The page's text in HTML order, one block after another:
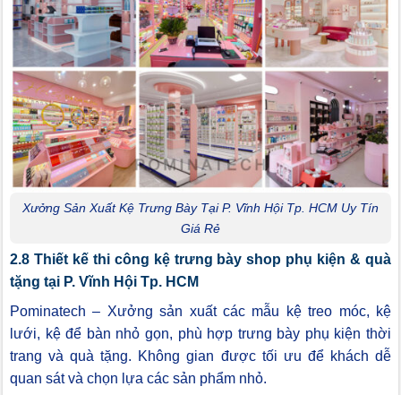
Xưởng Sản Xuất Kệ Trưng Bày Tại P. Vĩnh Hội Tp. HCM Uy Tín
Giá Rẻ
2.8 Thiết kế thi công kệ trưng bày shop phụ kiện & quà
tặng tại P. Vĩnh Hội Tp. HCM
Pominatech – Xưởng sản xuất các mẫu kệ treo móc, kệ
lưới, kệ để bàn nhỏ gọn, phù hợp trưng bày phụ kiện thời
trang và quà tặng. Không gian được tối ưu để khách dễ
quan sát và chọn lựa các sản phẩm nhỏ.